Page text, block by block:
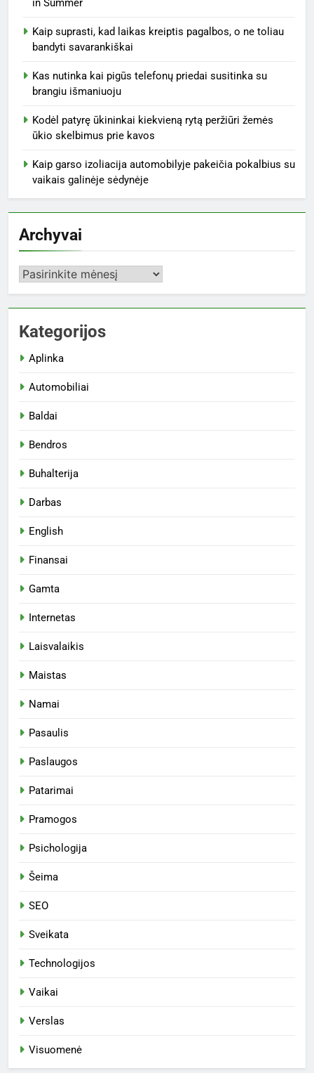
in Summer
Kaip suprasti, kad laikas kreiptis pagalbos, o ne toliau
bandyti savarankiškai
Kas nutinka kai pigūs telefonų priedai susitinka su
brangiu išmaniuoju
Kodėl patyrę ūkininkai kiekvieną rytą peržiūri žemės
ūkio skelbimus prie kavos
Kaip garso izoliacija automobilyje pakeičia pokalbius su
vaikais galinėje sėdynėje
Archyvai
Archyvai
Kategorijos
Aplinka
Automobiliai
Baldai
Bendros
Buhalterija
Darbas
English
Finansai
Gamta
Internetas
Laisvalaikis
Maistas
Namai
Pasaulis
Paslaugos
Patarimai
Pramogos
Psichologija
Šeima
SEO
Sveikata
Technologijos
Vaikai
Verslas
Visuomenė